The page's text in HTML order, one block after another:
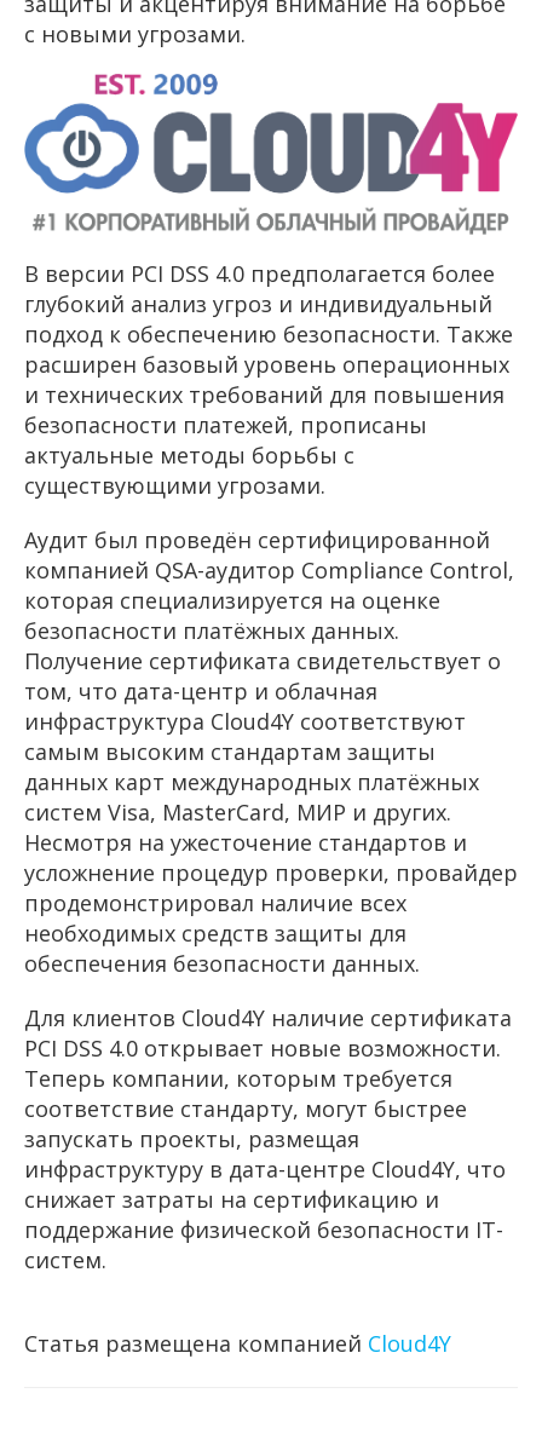
с новыми угрозами.
В версии PCI DSS 4.0 предполагается более
глубокий анализ угроз и индивидуальный
подход к обеспечению безопасности. Также
расширен базовый уровень операционных
и технических требований для повышения
безопасности платежей, прописаны
актуальные методы борьбы с
существующими угрозами.
Аудит был проведён сертифицированной
компанией QSA-аудитор Compliance Control,
которая специализируется на оценке
безопасности платёжных данных.
Получение сертификата свидетельствует о
том, что дата-центр и облачная
инфраструктура Cloud4Y соответствуют
самым высоким стандартам защиты
данных карт международных платёжных
систем Visa, MasterCard, МИР и других.
Несмотря на ужесточение стандартов и
усложнение процедур проверки, провайдер
продемонстрировал наличие всех
необходимых средств защиты для
обеспечения безопасности данных.
Для клиентов Cloud4Y наличие сертификата
PCI DSS 4.0 открывает новые возможности.
Теперь компании, которым требуется
соответствие стандарту, могут быстрее
запускать проекты, размещая
инфраструктуру в дата-центре Cloud4Y, что
снижает затраты на сертификацию и
поддержание физической безопасности IT-
систем.
Статья размещена компанией Cloud4Y